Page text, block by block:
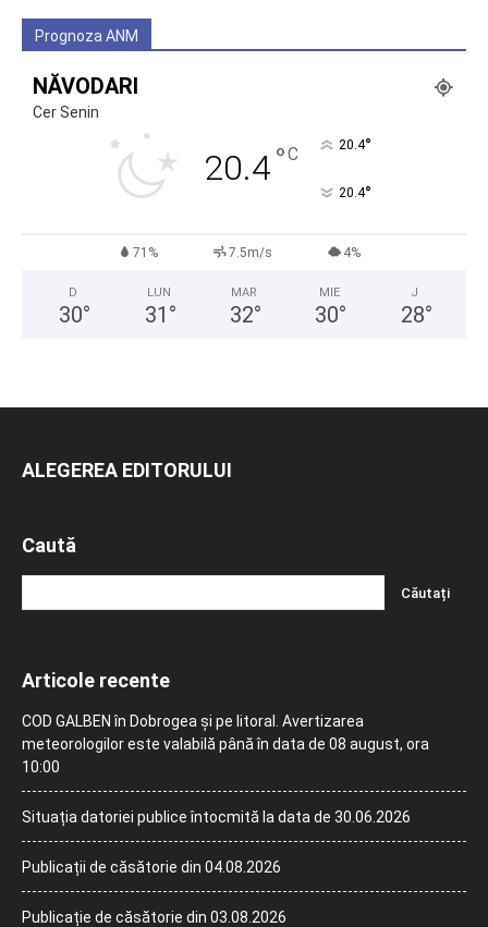
Prognoza ANM
NĂVODARI
Cer Senin
20.4°C 20.4°
20.4°
71% 7.5m/s 4%
D
30°
LUN
31 °
MAR
32°
MIE
30°
J
28°
ALEGEREA EDITORULUI
Caută
Articole recente
COD GALBEN în Dobrogea și pe litoral. Avertizarea
meteorologilor este valabilă până în data de 08 august, ora
10:00
Situația datoriei publice întocmită la data de 30.06.2026
Publicații de căsătorie din 04.08.2026
Publicație de căsătorie din 03.08.2026